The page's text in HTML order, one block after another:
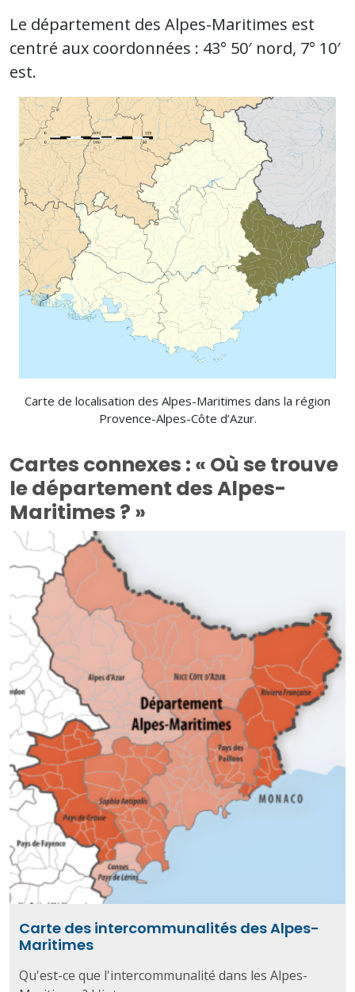
Le département des Alpes-Maritimes est
centré aux coordonnées : 43° 50′ nord, 7° 10′
est.
Carte de localisation des Alpes-Maritimes dans la région
Provence-Alpes-Côte d’Azur.
Cartes connexes : « Où se trouve
le département des Alpes-
Maritimes ? »
Carte des intercommunalités des Alpes-
Maritimes
Qu'est-ce que l'intercommunalité dans les Alpes-